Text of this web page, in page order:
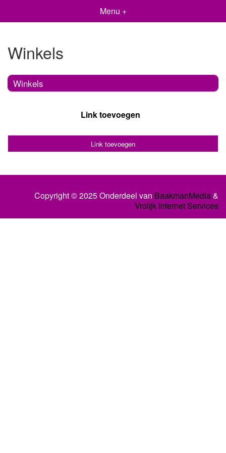
Menu +
Winkels
Winkels
Link toevoegen
Link toevoegen
Copyright © 2025 Onderdeel van BaakmanMedia&
Vrolijk Internet Services